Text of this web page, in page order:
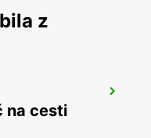
z
na cesti